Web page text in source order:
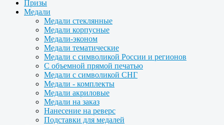
Призы
Медали
Медали стеклянные
Медали корпусные
Медали-эконом
Медали тематические
Медали с символикой России и регионов
С объемной прямой печатью
Медали с символикой СНГ
Медали - комплекты
Медали акриловые
Медали на заказ
Нанесение на реверс
Подставки для медалей